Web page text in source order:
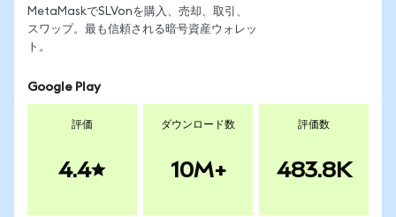
MetaMaskでSLVonを購入、売却、取引、
スワップ。最も信頼される暗号資産ウォレッ
ト。
Google Play
評価
4.4
ダウンロード数
10M+
評価数
483.8K